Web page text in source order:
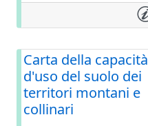
Carta della capacità
d'uso del suolo dei
territori montani e
collinari